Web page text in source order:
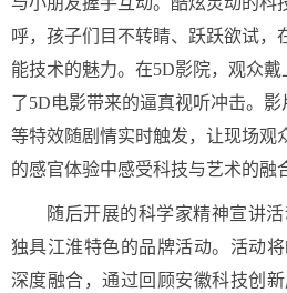
呼，孩子们目不转睛、跃跃欲试，
能技术的魅力。 在5D影院，观众
了5D电影带来的逼真视听冲击。
等特效随剧情实时触发，让现场观
的感官体验中感受科技与艺术的融
随后开展的科学家精神宣讲
独具江淮特色的品牌活动。活动
深度融合，通过回顾安徽科技创